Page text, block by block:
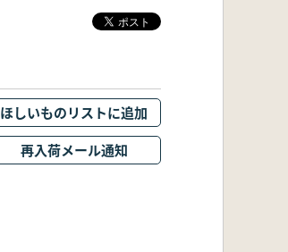
ほしいものリストに追加
再入荷メール通知